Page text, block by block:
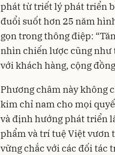
phát từ triết lý phát triển
đuổi suốt hơn 25 năm
gọn trong thông điệp:
nhìn chiến lược cũng như
với khách hàng, cộng
Phương châm này không
kim chỉ nam cho mọi
và định hướng phát triển
phẩm và trí tuệ Việt vươn
vững chắc với các đối tác